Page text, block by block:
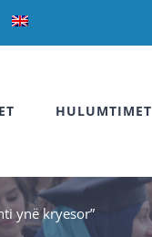
HULUMTIMET
ynë kryesor”